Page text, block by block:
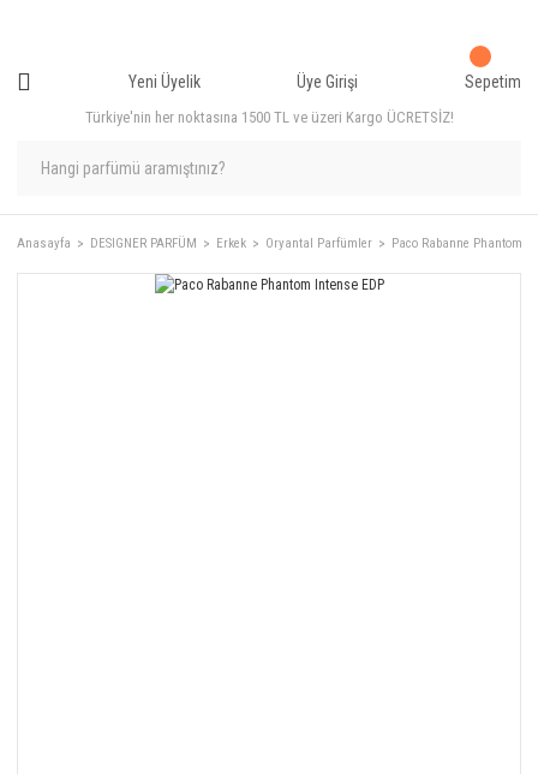
Türkiye'nin her noktasına 1500 TL ve üzeri Kargo ÜCRETSİZ!
Yeni Üyelik Üye Girişi Sepetim
Anasayfa DESIGNER PARFÜM Erkek Oryantal Parfümler Paco Rabanne Phantom